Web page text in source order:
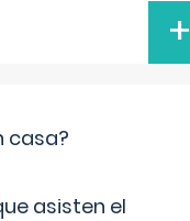
+
casa?
asisten el